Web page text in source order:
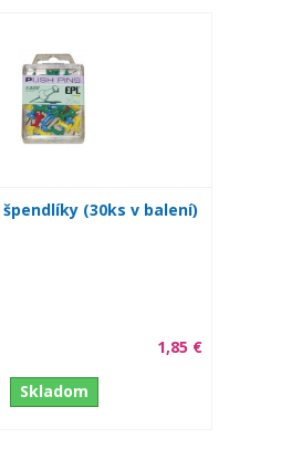
(30ks v balení)
1,85 €
Skladom